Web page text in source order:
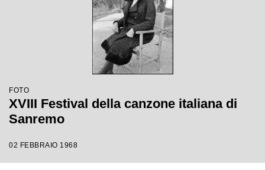
FOTO
XVIII Festival della canzone italiana di
Sanremo
02 FEBBRAIO 1968